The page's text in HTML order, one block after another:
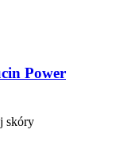
Power
skóry